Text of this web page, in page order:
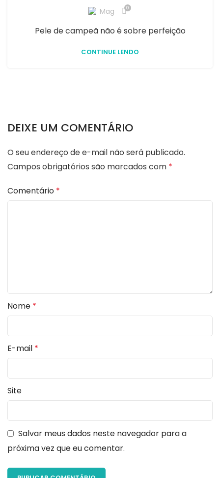
Mag 0
Pele de campeã não é sobre perfeição
CONTINUE LENDO
DEIXE UM COMENTÁRIO
O seu endereço de e-mail não será publicado.
Campos obrigatórios são marcados com *
Comentário *
Nome *
E-mail *
Site
Salvar meus dados neste navegador para a
próxima vez que eu comentar.